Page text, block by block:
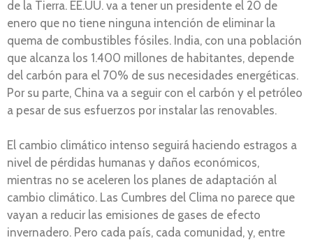
de la Tierra. EE.UU. va a tener un presidente el 20 de
enero que no tiene ninguna intención de eliminar la
quema de combustibles fósiles. India, con una población
que alcanza los 1.400 millones de habitantes, depende
del carbón para el 70% de sus necesidades energéticas.
Por su parte, China va a seguir con el carbón y el petróleo
a pesar de sus esfuerzos por instalar las renovables.
El cambio climático intenso seguirá haciendo estragos a
nivel de pérdidas humanas y daños económicos,
mientras no se aceleren los planes de adaptación al
cambio climático. Las Cumbres del Clima no parece que
vayan a reducir las emisiones de gases de efecto
invernadero. Pero cada país, cada comunidad, y, entre